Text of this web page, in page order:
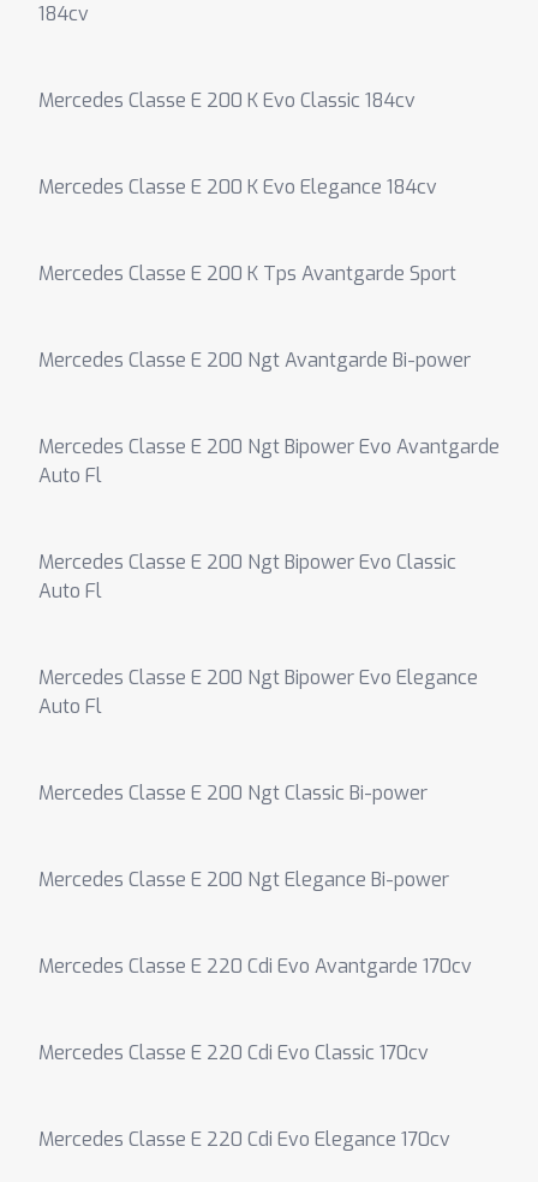
184cv
Mercedes Classe E 200 K Evo Classic 184cv
Mercedes Classe E 200 K Evo Elegance 184cv
Mercedes Classe E 200 K Tps Avantgarde Sport
Mercedes Classe E 200 Ngt Avantgarde Bi-power
Mercedes Classe E 200 Ngt Bipower Evo Avantgarde
Auto Fl
Mercedes Classe E 200 Ngt Bipower Evo Classic
Auto Fl
Mercedes Classe E 200 Ngt Bipower Evo Elegance
Auto Fl
Mercedes Classe E 200 Ngt Classic Bi-power
Mercedes Classe E 200 Ngt Elegance Bi-power
Mercedes Classe E 220 Cdi Evo Avantgarde 170cv
Mercedes Classe E 220 Cdi Evo Classic 170cv
Mercedes Classe E 220 Cdi Evo Elegance 170cv